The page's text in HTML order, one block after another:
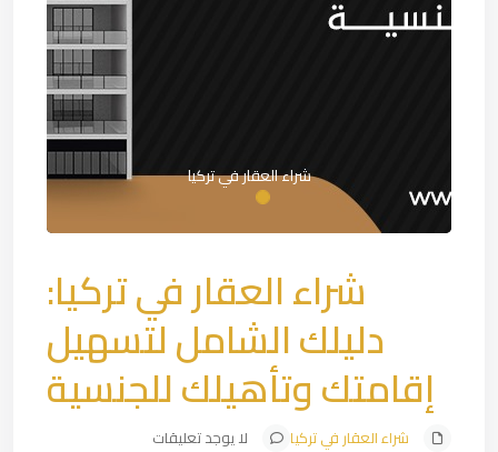
شراء العقار في تركيا
شراء العقار في تركيا:
دليلك الشامل لتسهيل
إقامتك وتأهيلك للجنسية
شراء العقار في تركيا لا يوجد تعليقات